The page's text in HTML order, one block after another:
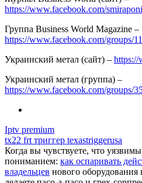
https://www.facebook.com/
Группа Business World Magazine –
https://www.facebook.com/groups/
Украинский метал (сайт) – https://
Украинский метал (группа) –
https://www.facebook.com/groups/
Iptv premium
tx22 frt триггер texastriggerusa
Когда вы чувствуете, что
пониманием: как оспаривать
владельцев нового оборудования